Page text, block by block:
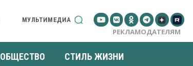
МУЛЬТИМЕДИА
РЕКЛАМОДАТЕЛЯМ
ОБЩЕСТВО СТИЛЬ ЖИЗНИ